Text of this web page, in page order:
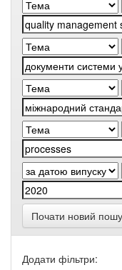
Почати новий
Додати фільтри: